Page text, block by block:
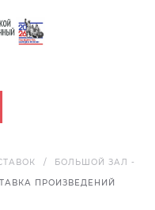
БОЛЬШОЙ ЗАЛ -
ПРОИЗВЕДЕНИЙ